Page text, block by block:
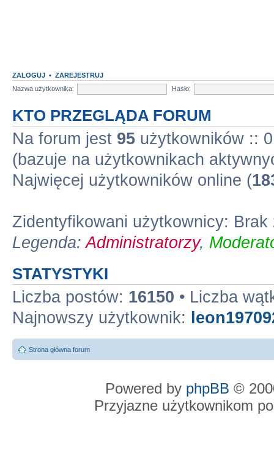
ZALOGUJ • ZAREJESTRUJ
Nazwa użytkownika:
Hasło:
KTO PRZEGLĄDA FORUM
Na forum jest 95 użytkowników ::
(bazuje na użytkownikach
Najwięcej użytkowników online (
Zidentyfikowani użytkownicy:
Legenda:Administratorzy,
STATYSTYKI
Liczba postów: 16150 • Liczba
Najnowszy użytkownik:
Strona główna forum
Powered by phpBB ©
Przyjazne użytkownikom